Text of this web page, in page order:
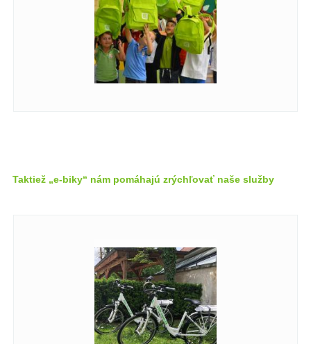
Taktiež „e-biky“ nám pomáhajú zrýchľovať naše služby